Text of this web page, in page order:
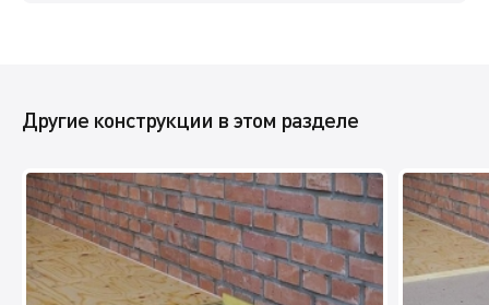
Другие конструкции в этом разделе